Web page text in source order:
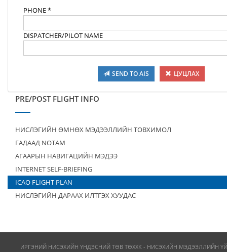
PHONE *
DISPATCHER/PILOT NAME
SEND TO AIS ЦУЦЛАХ
PRE/POST FLIGHT INFO
НИСЛЭГИЙН ӨМНӨХ МЭДЭЭЛЛИЙН ТОВХИМОЛ
ГАДААД NOTAM
АГААРЫН НАВИГАЦИЙН МЭДЭЭ
INTERNET SELF-BRIEFING
ICAO FLIGHT PLAN
НИСЛЭГИЙН ДАРААХ ИЛТГЭХ ХУУДАС
ИРГЭНИЙ НИСЭХИЙН ҮНДЭСНИЙ ТӨВ ТӨХХК - НИСЭХИЙН МЭДЭЭЛЛИЙН